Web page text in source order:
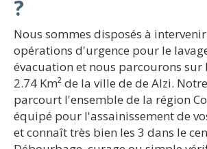
?
Nous sommes disposés à
opérations d'urgence pour le
évacuation et nous parcourons sur
2.74 Km² de la ville de de Alzi.
parcourt l'ensemble de la région
équipé pour l'assainissement de
et connaît très bien les 3 dans le